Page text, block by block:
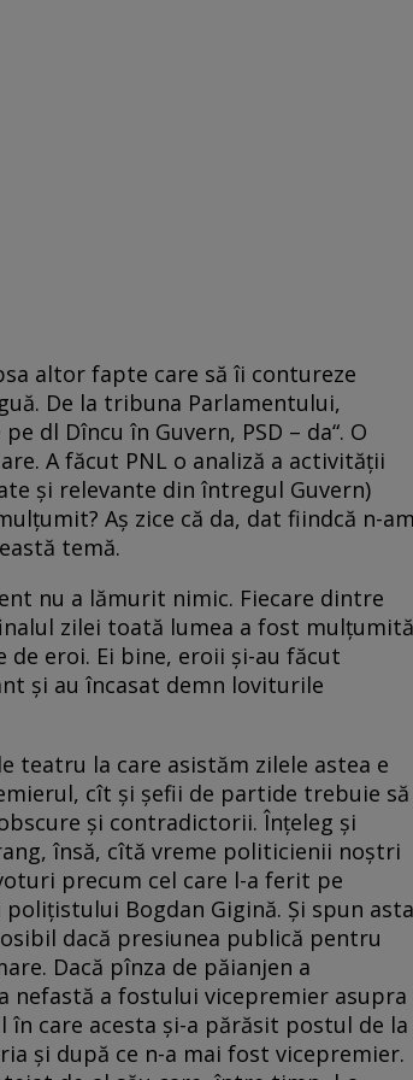
altor fapte care să îi contureze
De la tribuna Parlamentului,
dl Dîncu în Guvern, PSD – da“. O
A făcut PNL o analiză a activității
și relevante din întregul Guvern)
Aș zice că da, dat fiindcă n-
temă.
nu a lămurit nimic. Fiecare dintre
zilei toată lumea a fost
de eroi. Ei bine, eroii și-au făcut
și au încasat demn loviturile
teatru la care asistăm zilele astea e
cît și șefii de partide trebuie să
și contradictorii. Înțeleg și
însă, cîtă vreme politicienii noștri
precum cel care l-a ferit pe
Bogdan Gigină. Și spun asta
dacă presiunea publică pentru
Dacă pînza de păianjen a
nefastă a fostului vicepremier asupra
care acesta și-a părăsit postul de la
și după ce n-a mai fost vicepremier.